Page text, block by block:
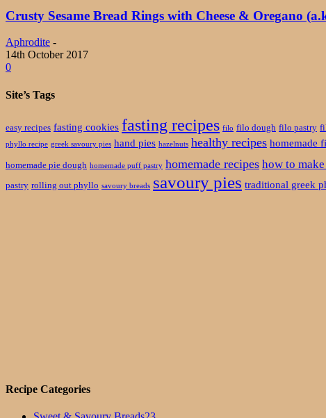
Crusty Sesame Bread Rings with Cheese & Oregano
Aphrodite -
14th October 2017
0
Site’s Tags
easy recipes fasting cookies fasting recipes filo filo dough filo pastry
phyllo recipe greek savoury pies hand pies hazelnuts healthy recipes homemade
homemade pie dough homemade puff pastry homemade recipes how to
pastry rolling out phyllo savoury breads savoury pies traditional greek
Recipe Categories